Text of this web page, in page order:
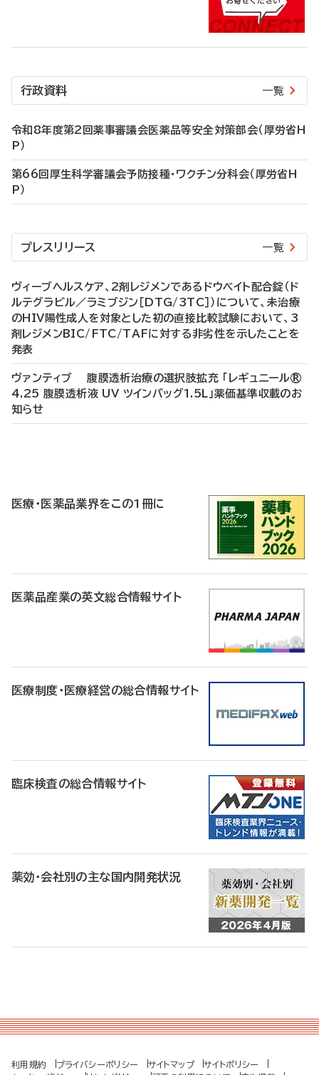
行政資料 一覧
令和8年度第2回薬事審議会医薬品等安全対策部会（厚労省H
P）
第66回厚生科学審議会予防接種・ワクチン分科会（厚労省H
P）
プレスリリース 一覧
ヴィーブヘルスケア、2剤レジメンであるドウベイト配合錠（ド
ルテグラビル／ラミブジン［DTG/3TC］）について、未治療
のHIV陽性成人を対象とした初の直接比較試験において、3
剤レジメンBIC/FTC/TAFに対する非劣性を示したことを
発表
ヴァンティブ 腹膜透析治療の選択肢拡充 「レギュニール®
4.25 腹膜透析液 UV ツインバッグ1.5L」薬価基準収載のお
知らせ
医療・医薬品業界をこの1冊に
医薬品産業の英文総合情報サイト
医療制度・医療経営の総合情報サイト
臨床検査の総合情報サイト
薬効・会社別の主な国内開発状況
利用規約 プライバシーポリシー サイトマップ
サイトポリシー